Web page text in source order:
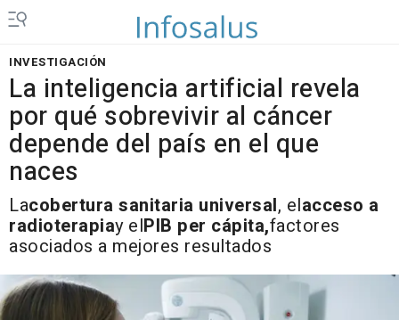
INVESTIGACIÓN
La inteligencia artificial revela
por qué sobrevivir al cáncer
depende del país en el que
naces
Lacobertura sanitaria universal, elacceso a
radioterapiay elPIB per cápita,factores
asociados a mejores resultados